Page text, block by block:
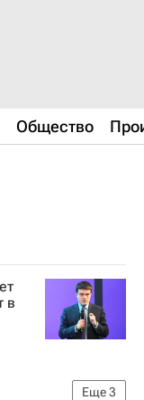
Общество
в
Еще3